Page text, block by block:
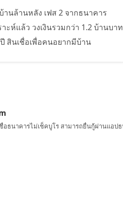
านล้านหลัง เฟส 2 จากธนาคาร
ะห์แล้ว วงเงินรวมกว่า 1.2 บ้านบาท
สินเชื่อเพื่อคนอยากมีบ้าน
อธนาคารไม่เช็คบูโร สามารถยื่นกู้ผ่านแอป